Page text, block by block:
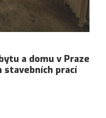
a domu v Praze
stavebních prací